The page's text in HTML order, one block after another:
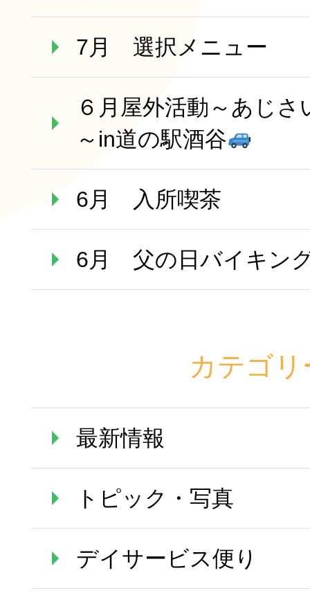
7月 選択メニュー
６月屋外活動～あじ
～in道の駅酒谷
6月 入所喫茶
6月 父の日バイキン
カテゴリ
最新情報
トピック・写真
デイサービス便り